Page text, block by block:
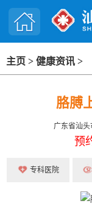
主页 > 健康资讯 >
胳膊
广东省汕头
预
专科医院